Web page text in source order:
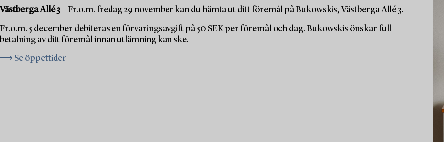
Västberga Allé 3– Fr.o.m. fredag 29 november kan du hämta ut ditt föremål på Bukowskis, Västberga Allé 3.
Fr.o.m. 5 december debiteras en förvaringsavgift på 50 SEK per föremål och dag. Bukowskis önskar full
betalning av ditt föremål innan utlämning kan ske.
⟶ Se öppettider